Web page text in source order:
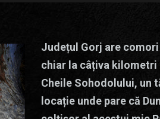
Județul Gorj are
chiar la câțiva
Cheile Sohodolului, un
locație unde pare că